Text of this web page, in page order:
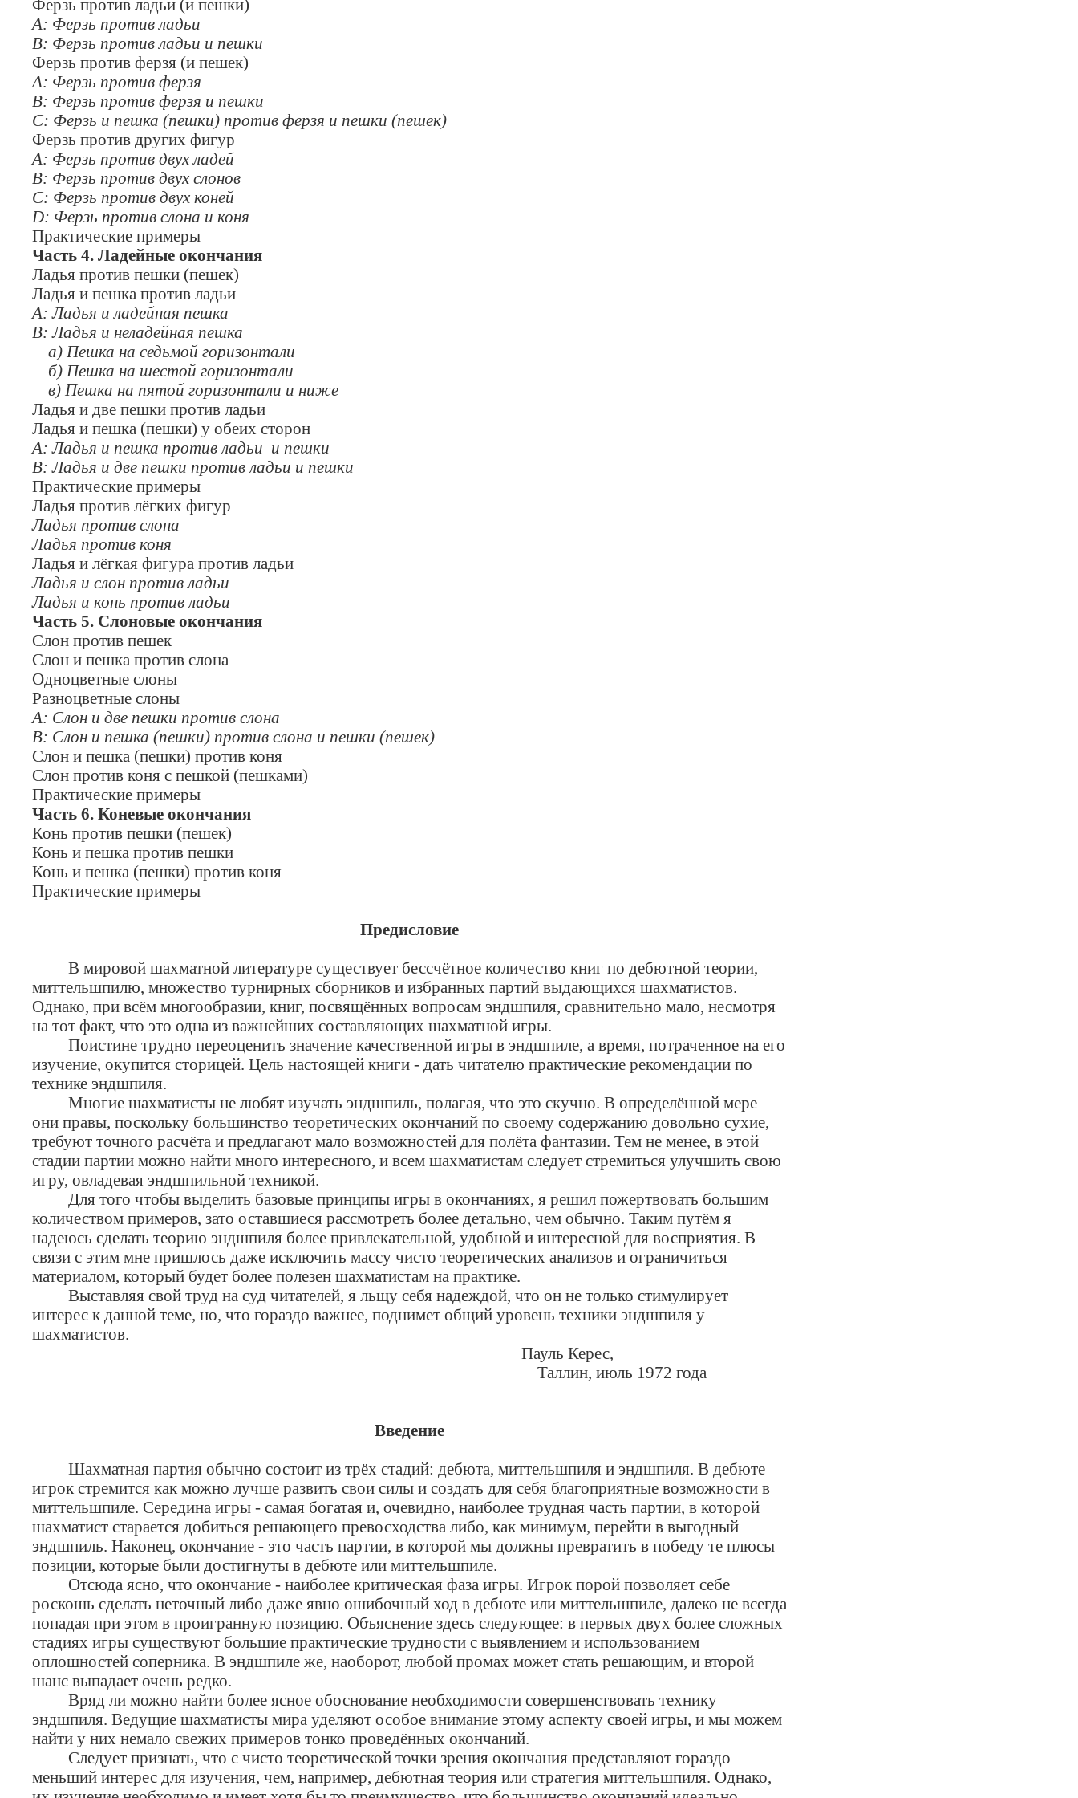
Ферзь против ладьи (и пешки)
А: Ферзь против ладьи
В: Ферзь против ладьи и пешки
Ферзь против ферзя (и пешек)
А: Ферзь против ферзя
В: Ферзь против ферзя и пешки
С: Ферзь и пешка (пешки) против ферзя и пешки (пешек)
Ферзь против других фигур
А: Ферзь против двух ладей
В: Ферзь против двух слонов
С: Ферзь против двух коней
D: Ферзь против слона и коня
Практические примеры
Часть 4. Ладейные окончания
Ладья против пешки (пешек)
Ладья и пешка против ладьи
А: Ладья и ладейная пешка
В: Ладья и неладейная пешка
а) Пешка на седьмой горизонтали
б) Пешка на шестой горизонтали
в) Пешка на пятой горизонтали и ниже
Ладья и две пешки против ладьи
Ладья и пешка (пешки) у обеих сторон
А: Ладья и пешка против ладьи и пешки
В: Ладья и две пешки против ладьи и пешки
Практические примеры
Ладья против лёгких фигур
Ладья против слона
Ладья против коня
Ладья и лёгкая фигура против ладьи
Ладья и слон против ладьи
Ладья и конь против ладьи
Часть 5. Слоновые окончания
Слон против пешек
Слон и пешка против слона
Одноцветные слоны
Разноцветные слоны
А: Слон и две пешки против слона
В: Слон и пешка (пешки) против слона и пешки (пешек)
Слон и пешка (пешки) против коня
Слон против коня с пешкой (пешками)
Практические примеры
Часть 6. Коневые окончания
Конь против пешки (пешек)
Конь и пешка против пешки
Конь и пешка (пешки) против коня
Практические примеры
Предисловие
В мировой шахматной литературе существует бессчётное количество книг по дебютной теории,
миттельшпилю, множество турнирных сборников и избранных партий выдающихся шахматистов.
Однако, при всём многообразии, книг, посвящённых вопросам эндшпиля, сравнительно мало, несмотря
на тот факт, что это одна из важнейших составляющих шахматной игры.
Поистине трудно переоценить значение качественной игры в эндшпиле, а время, потраченное на его
изучение, окупится сторицей. Цель настоящей книги - дать читателю практические рекомендации по
технике эндшпиля.
Многие шахматисты не любят изучать эндшпиль, полагая, что это скучно. В определённой мере
они правы, поскольку большинство теоретических окончаний по своему содержанию довольно сухие,
требуют точного расчёта и предлагают мало возможностей для полёта фантазии. Тем не менее, в этой
стадии партии можно найти много интересного, и всем шахматистам следует стремиться улучшить свою
игру, овладевая эндшпильной техникой.
Для того чтобы выделить базовые принципы игры в окончаниях, я решил пожертвовать большим
количеством примеров, зато оставшиеся рассмотреть более детально, чем обычно. Таким путём я
надеюсь сделать теорию эндшпиля более привлекательной, удобной и интересной для восприятия. В
связи с этим мне пришлось даже исключить массу чисто теоретических анализов и ограничиться
материалом, который будет более полезен шахматистам на практике.
Выставляя свой труд на суд читателей, я льщу себя надеждой, что он не только стимулирует
интерес к данной теме, но, что гораздо важнее, поднимет общий уровень техники эндшпиля у
шахматистов.
Пауль Керес,
Таллин, июль 1972 года
Введение
Шахматная партия обычно состоит из трёх стадий: дебюта, миттельшпиля и эндшпиля. В дебюте
игрок стремится как можно лучше развить свои силы и создать для себя благоприятные возможности в
миттельшпиле. Середина игры - самая богатая и, очевидно, наиболее трудная часть партии, в которой
шахматист старается добиться решающего превосходства либо, как минимум, перейти в выгодный
эндшпиль. Наконец, окончание - это часть партии, в которой мы должны превратить в победу те плюсы
позиции, которые были достигнуты в дебюте или миттельшпиле.
Отсюда ясно, что окончание - наиболее критическая фаза игры. Игрок порой позволяет себе
роскошь сделать неточный либо даже явно ошибочный ход в дебюте или миттельшпиле, далеко не всегда
попадая при этом в проигранную позицию. Объяснение здесь следующее: в первых двух более сложных
стадиях игры существуют большие практические трудности с выявлением и использованием
оплошностей соперника. В эндшпиле же, наоборот, любой промах может стать решающим, и второй
шанс выпадает очень редко.
Вряд ли можно найти более ясное обоснование необходимости совершенствовать технику
эндшпиля. Ведущие шахматисты мира уделяют особое внимание этому аспекту своей игры, и мы можем
найти у них немало свежих примеров тонко проведённых окончаний.
Следует признать, что с чисто теоретической точки зрения окончания представляют гораздо
меньший интерес для изучения, чем, например, дебютная теория или стратегия миттельшпиля. Однако,